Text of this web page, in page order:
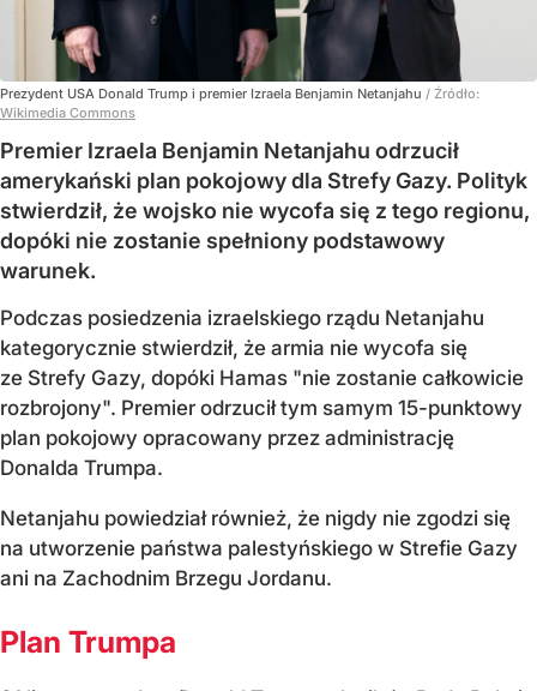
Prezydent USA Donald Trump i premier Izraela Benjamin Netanjahu / Źródło:
Wikimedia Commons
Premier Izraela Benjamin Netanjahu odrzucił
amerykański plan pokojowy dla Strefy Gazy. Polityk
stwierdził, że wojsko nie wycofa się z tego regionu,
dopóki nie zostanie spełniony podstawowy
warunek.
Podczas posiedzenia izraelskiego rządu Netanjahu
kategorycznie stwierdził, że armia nie wycofa się
ze Strefy Gazy, dopóki Hamas "nie zostanie całkowicie
rozbrojony". Premier odrzucił tym samym 15-punktowy
plan pokojowy opracowany przez administrację
Donalda Trumpa.
Netanjahu powiedział również, że nigdy nie zgodzi się
na utworzenie państwa palestyńskiego w Strefie Gazy
ani na Zachodnim Brzegu Jordanu.
Plan Trumpa